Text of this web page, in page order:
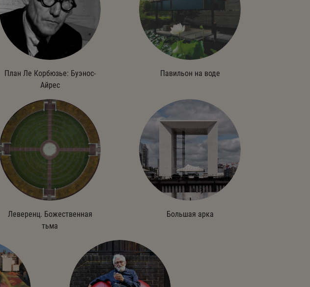
План Ле Корбюзье: Буэнос-
Айрес
Павильон на воде
Леверенц. Божественная
тьма
Большая арка